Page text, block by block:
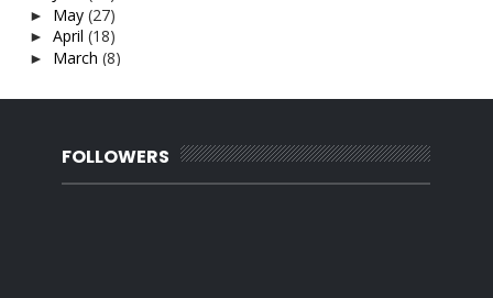
► May (27)
► April (18)
► March (8)
▼January(27)
Semangat merudum la pulak
WW : Gambar pasport pertama - utk daftar tadika
Lupa buat report
FOLLOWERS